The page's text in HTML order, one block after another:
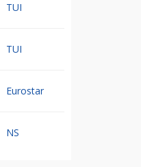
TUI
TUI
Eurostar
NS